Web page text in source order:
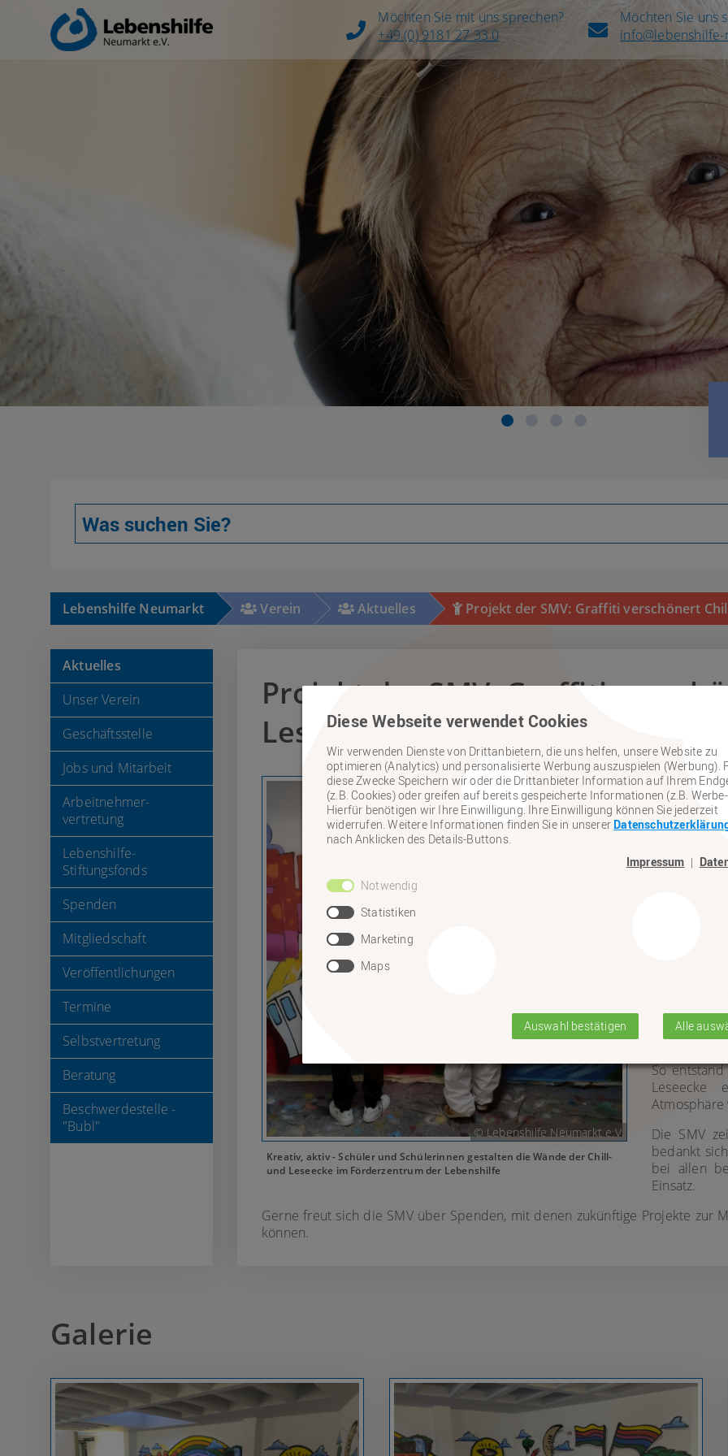
Möchten Sie mit uns sprechen?
+49 (0) 9181 27 33 0
Möchten Sie uns
Lebenshilfe Neumarkt Verein Aktuelles Projekt der SMV: Graffiti verschönert
Aktuelles
Unser Verein
Geschäftsstelle
Jobs und Mitarbeit
Arbeitnehmer-
vertretung
Lebenshilfe-
Stiftungsfonds
Spenden
Mitgliedschaft
Veröffentlichungen
Termine
Selbstvertretung
Beratung
Beschwerdestelle -
"Bubl"
Projekt der SMV: Graffiti
Leseecke
© Lebenshilfe Neumarkt e.V.
Kreativ, aktiv - Schüler und Schülerinnen gestalten die Wände der Chill-
und Leseecke im Förderzentrum der Lebenshilfe
26. Januar
Vor
des
besonderes
In der
zwei
entwickelt.
standen
Mit viel
So
Leseecke
Atmosphäre
Die SMV
bedankt
bei allen
Einsatz.
Gerne freut sich die SMV über Spenden, mit denen zukünftige Projekte zur
können.
Galerie
Diese Webseite verwendet Cookies
Wir verwenden Dienste von Drittanbietern, die uns helfen, unsere Website zu
optimieren (Analytics) und personalisierte Werbung auszuspielen (Werbung).
diese Zwecke Speichern wir oder die Drittanbieter Information auf Ihrem
(z.B. Cookies) oder greifen auf bereits gespeicherte Informationen (z.B.
Hierfür benötigen wir Ihre Einwilligung. Ihre Einwilligung können Sie jederzeit
widerrufen. Weitere Informationen finden Sie in unserer
nach Anklicken des Details-Buttons.
Auswahl bestätigen Alle
Impressum |
Notwendig
Statistiken
Marketing
Maps